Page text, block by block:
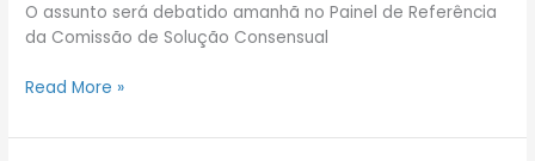
O assunto será debatido amanhã no Painel de Referência
da Comissão de Solução Consensual
Read More »